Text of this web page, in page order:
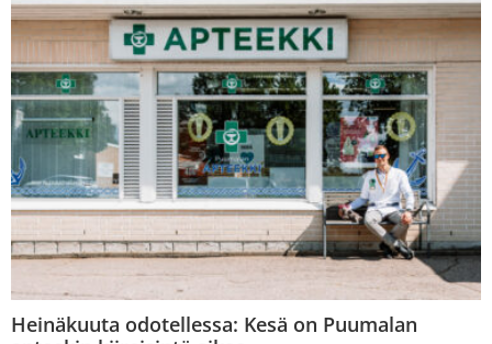
Heinäkuuta odotellessa: Kesä on Puumalan